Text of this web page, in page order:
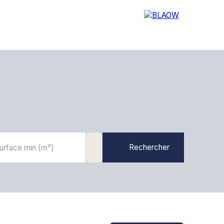
min (m²) Rechercher